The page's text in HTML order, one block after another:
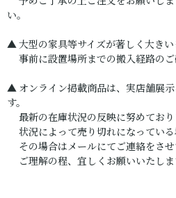
い。
▲ 大型の家具等サイズが著しく大きい
事前に設置場所までの搬入経路のご
▲ オンライン掲載商品は、実店舗展
す。
最新の在庫状況の反映に努めており
状況によって売り切れになっている
その場合はメールにてご連絡をさせ
ご理解の程、宜しくお願いいたしま